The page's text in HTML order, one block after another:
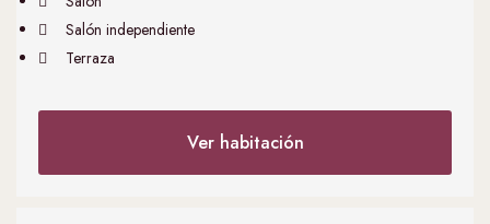
Salón independiente
Terraza
Ver habitación